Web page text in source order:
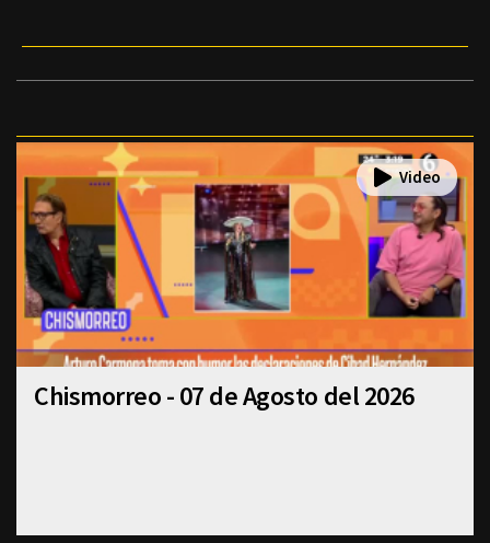
Chismorreo - 07 de Agosto del 2026